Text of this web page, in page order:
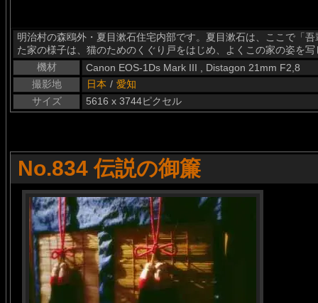
明治村の森鴎外・夏目漱石住宅内部です。夏目漱石は、ここで「
た家の様子は、猫のためのくぐり戸をはじめ、よくこの家の姿を
機材
Canon EOS-1Ds Mark III , Distagon 21mm F2,8
撮影地
日本 / 愛知
サイズ
5616 x 3744ピクセル
No.834 伝説の御簾